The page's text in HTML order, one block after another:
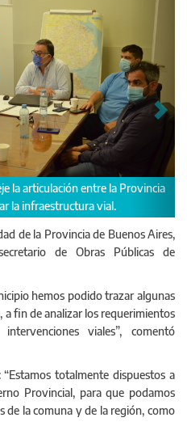
la articulación entre la Provincia
la infraestructura vial.
de la Provincia de Buenos Aires,
de Obras Públicas de
hemos podido trazar algunas
a fin de analizar los requerimientos
viales”, comentó
totalmente dispuestos a
Provincial, para que podamos
de la comuna y de la región, como